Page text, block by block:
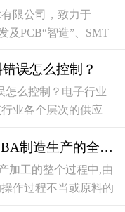
正式入驻深圳前湾
迁不仅标志着深圳市
司在未来发展中将拥
限公司，致力于
及PCB“智造”、SMT
决方案，广泛用于汽
业控制、医疗系统、
万物互联、半导体
察，合作洽谈...
误怎么控制？
怎么控制？电子行业
业各个层次的供应
种情况下，电路板的
间的差距是趋于增
员通常没有与生产相
高德电子解析PCBA制造生产的全过程
加工的整个过程中,由
作过程不当或原料的